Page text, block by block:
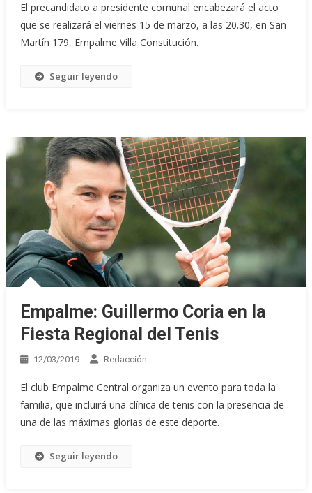
El precandidato a presidente comunal encabezará el acto
que se realizará el viernes 15 de marzo, a las 20.30, en San
Martín 179, Empalme Villa Constitución.
Seguir leyendo
Empalme: Guillermo Coria en la
Fiesta Regional del Tenis
12/03/2019 Redacción
El club Empalme Central organiza un evento para toda la
familia, que incluirá una clínica de tenis con la presencia de
una de las máximas glorias de este deporte.
Seguir leyendo